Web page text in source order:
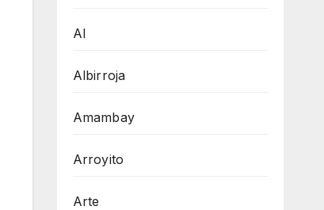
AI
Albirroja
Amambay
Arroyito
Arte